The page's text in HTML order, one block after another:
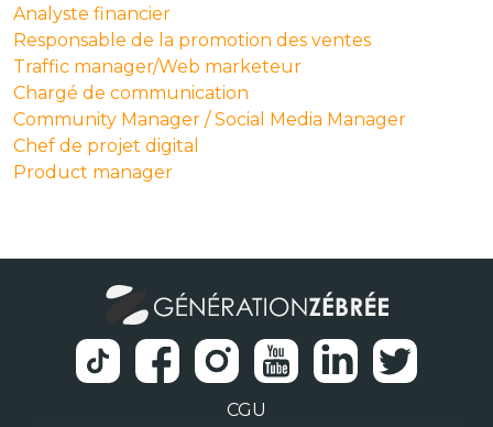
Analyste financier
Responsable de la promotion des ventes
Traffic manager/Web marketeur
Chargé de communication
Community Manager / Social Media Manager
Chef de projet digital
Product manager
CGU